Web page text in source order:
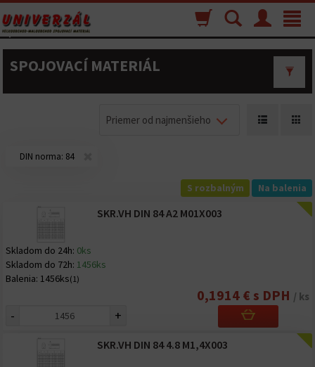
Toggle
Menu
Vyhľadávanie
Nákupný
košík
SPOJOVACÍ MATERIÁL
Priemer od najmenšieho
DIN norma: 84
S rozbalným Na balenia
SKR.VH DIN 84 A2 M01X003
Skladom do 24h: 0ks
Skladom do 72h: 1456ks
Balenia: 1456ks(1)
0,1914 € s DPH / ks
- +
SKR.VH DIN 84 4.8 M1,4X003